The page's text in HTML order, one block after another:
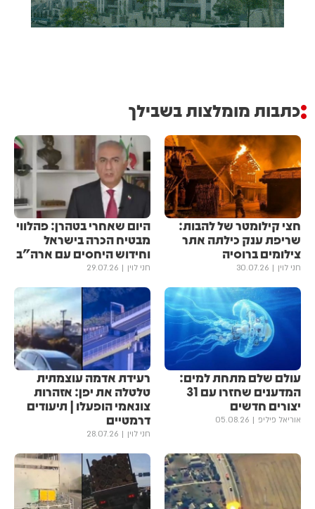
כתבות מומלצות בשבילך
חצי קילומטר של להבות:
שריפת ענק כילתה אתר
צילומים ברוסיה
חני לוין 30.07.26
היום שאחרי בטהרן: פהלווי
מבטיח הכרה בישראל
וחידוש היחסים עם ארה"ב
חני לוין 29.07.26
עולם שלם מתחת למים:
המדענים שחזרו עם 31
יצורים חדשים
אוריאל פיליפ 05.08.26
רעידת אדמה עוצמתית
טלטלה את יפן: אזהרות
צונאמי הופעלו | תיעודים
דרמטיים
חני לוין 28.07.26